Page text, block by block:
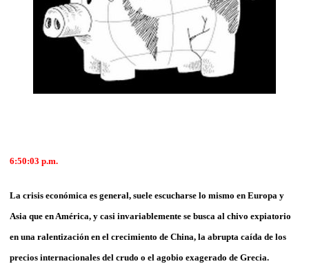
6:50:03 p.m.
La crisis económica es general, suele escucharse lo mismo en Europa y
Asia que en América, y casi invariablemente se busca al chivo expiatorio
en una ralentización en el crecimiento de China, la abrupta caída de los
precios internacionales del crudo o el agobio exagerado de Grecia.